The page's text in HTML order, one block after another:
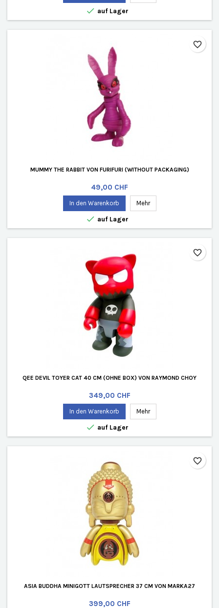
 auf Lager
MUMMY THE RABBIT VON FURIFURI (WITHOUT PACKAGING)
Preis
49,00 CHF
In den Warenkorb Mehr
 auf Lager
favorite_border
QEE DEVIL TOYER CAT 40 CM (OHNE BOX) VON RAYMOND CHOY
Preis
349,00 CHF
In den Warenkorb Mehr
 auf Lager
favorite_border
ASIA BUDDHA MINIGOTT LAUTSPRECHER 37 CM VON MARKA27
Preis
399,00 CHF
favorite_border